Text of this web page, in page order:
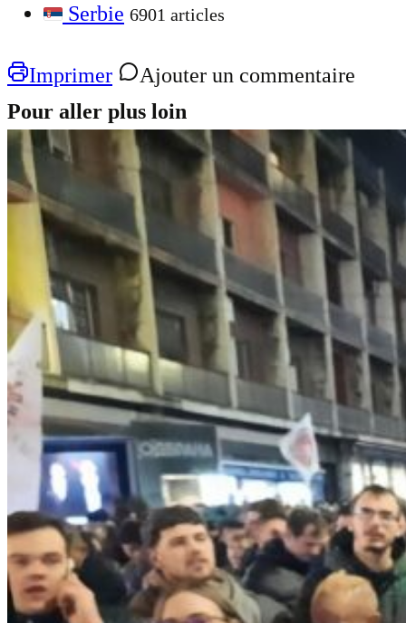
Serbie 6901 articles
Imprimer
Ajouter un commentaire
Pour aller plus loin